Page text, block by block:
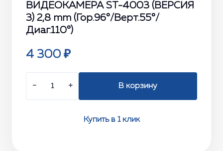
ВИДЕОКАМЕРА ST-4003 (ВЕРСИЯ
3) 2,8 mm (Гор.96°/Верт.55°/
Диаг.110°)
4 300 ₽
− + В корзину
Купить в 1 клик